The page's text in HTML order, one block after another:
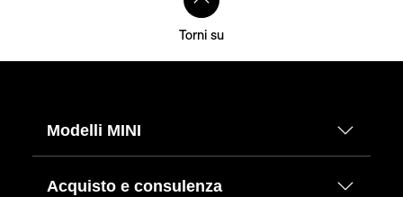
Torni su
Modelli MINI
Acquisto e consulenza